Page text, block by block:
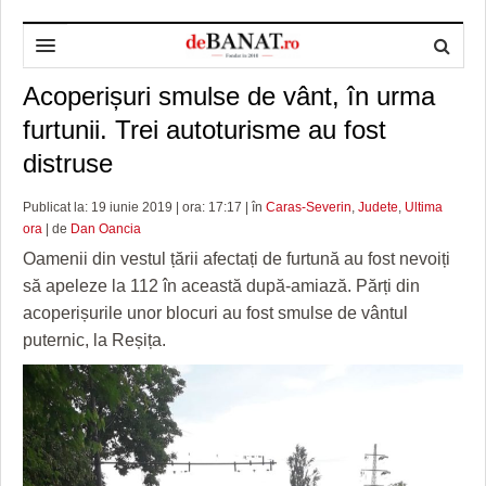
HOME
DESPRE NOI
POLITICA DE COOKIES
POLITICA DE CONFIDENȚIALITATE
ADMINISTRAȚIE
CONSILIUL JUDEŢEAN TIMIŞ
PREFECTURA TIMIŞ
POLITICA
SPORT
POLI TIMISOARA
FOTBAL JUDETEAN
OPINII
DOSARELE DEBANAT
JURNAL DE CAMPANIE
ZÂMBETE AMARE
TIMP LIBER ȘI CULTURĂ
ULTRAMARIN VA RECOMANDA
CULTURA
AFACERI
SĂNĂTATE
MAI MULTE
Acoperișuri smulse de vânt, în urma
furtunii. Trei autoturisme au fost
distruse
Publicat la: 19 iunie 2019 | ora: 17:17 | în Caras-Severin, Judete, Ultima
ora | de Dan Oancia
Oamenii din vestul țării afectați de furtună au fost nevoiți
să apeleze la 112 în această după-amiază. Părți din
acoperișurile unor blocuri au fost smulse de vântul
puternic, la Reșița.